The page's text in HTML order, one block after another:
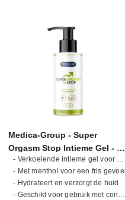
Medica-Group - Super
Orgasm Stop Intieme Gel - 50
ml
- Verkoelende intieme gel voor mannen
- Met menthol voor een fris gevoel
- Hydrateert en verzorgt de huid
- Geschikt voor gebruik met condooms